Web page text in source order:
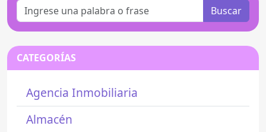
Buscar
CATEGORÍAS
Agencia Inmobiliaria
Almacén